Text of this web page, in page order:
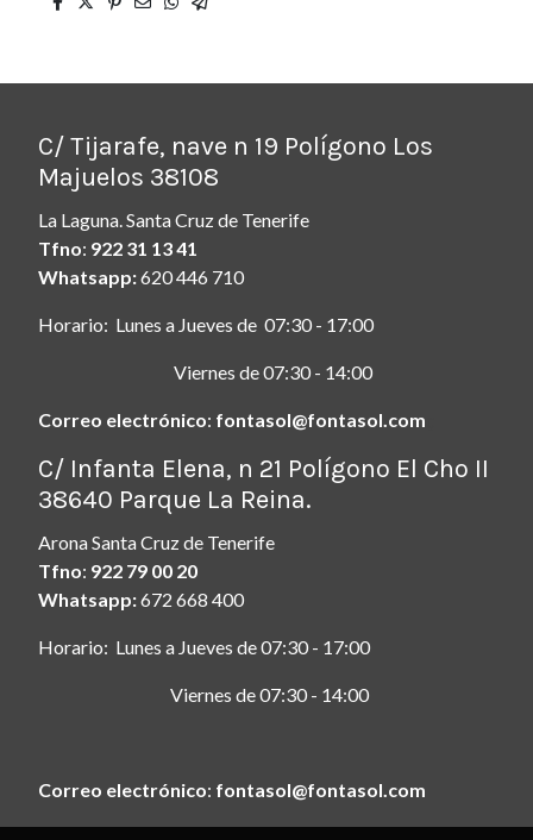
C/ Tijarafe, nave n 19 Polígono Los
Majuelos 38108
La Laguna. Santa Cruz de Tenerife
Tfno: 922 31 13 41
Whatsapp:620 446 710
Horario: Lunes a Jueves de 07:30 - 17:00
Viernes de 07:30 - 14:00
Correo electrónico: fontasol@fontasol.com
C/ Infanta Elena, n 21 Polígono El Cho II
38640 Parque La Reina.
Arona Santa Cruz de Tenerife
Tfno: 922 79 00 20
Whatsapp:672 668 400
Horario: Lunes a Jueves de 07:30 - 17:00
Viernes de 07:30 - 14:00
Correo electrónico: fontasol@fontasol.com